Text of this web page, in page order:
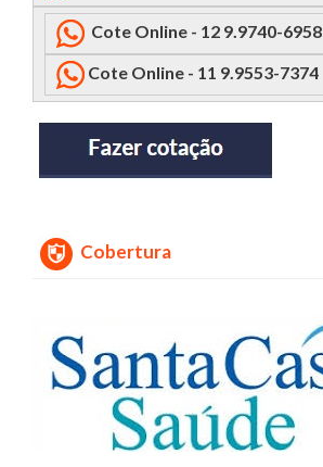
Cote Online - 12 9.9740-6958
Cote Online - 11 9.9553-7374
Cobertura